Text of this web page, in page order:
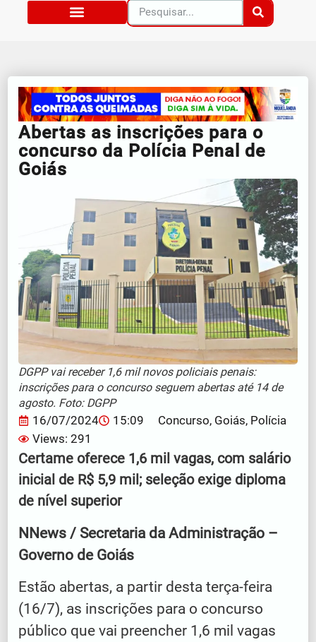
Abertas as inscrições para o
concurso da Polícia Penal de
Goiás
DGPP vai receber 1,6 mil novos policiais penais:
inscrições para o concurso seguem abertas até 14 de
agosto. Foto: DGPP
16/07/2024 15:09 Concurso, Goiás, Polícia
Views: 291
Certame oferece 1,6 mil vagas, com salário
inicial de R$ 5,9 mil; seleção exige diploma
de nível superior
NNews / Secretaria da Administração –
Governo de Goiás
Estão abertas, a partir desta terça-feira
(16/7), as inscrições para o concurso
público que vai preencher 1,6 mil vagas